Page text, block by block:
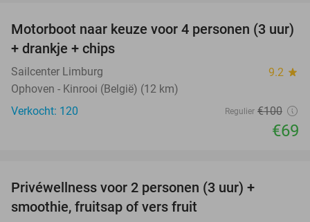
31%
Motorboot naar keuze voor 4 personen (3 uur)
+ drankje + chips
Sailcenter Limburg 9.2 star
Ophoven - Kinrooi (België) (12 km)
Verkocht: 120
Regulier €100
€69
Privéwellness voor 2 personen (3 uur) +
smoothie, fruitsap of vers fruit